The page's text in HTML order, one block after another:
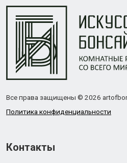
Все права защищены © 2026
Политика конфиденциальности
Контакты